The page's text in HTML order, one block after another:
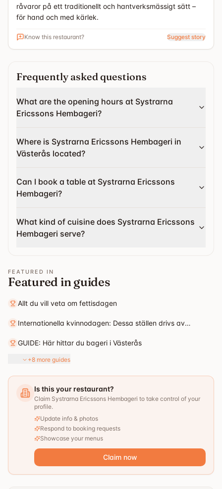
råvaror på ett traditionellt och hantverksmässigt sätt –
för hand och med kärlek.
Know this restaurant? Suggest story
Frequently asked questions
What are the opening hours at Systrarna
Ericssons Hembageri?
Where is Systrarna Ericssons Hembageri in
Västerås located?
Can I book a table at Systrarna Ericssons
Hembageri?
What kind of cuisine does Systrarna Ericssons
Hembageri serve?
FEATURED IN
Featured in guides
Allt du vill veta om fettisdagen
Internationella kvinnodagen: Dessa ställen drivs av
GUIDE: Här hittar du bageri i Västerås
+8 more guides
Is this your restaurant?
Claim Systrarna Ericssons Hembageri to take control of your
profile.
Update info & photos
Respond to booking requests
Showcase your menus
Claim now